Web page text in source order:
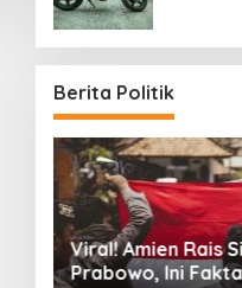
Berita Politik
Viral! Amien Rais
Prabowo, Ini